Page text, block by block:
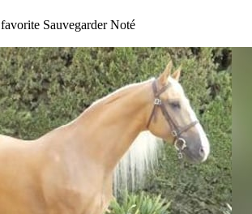
favorite Sauvegarder Noté